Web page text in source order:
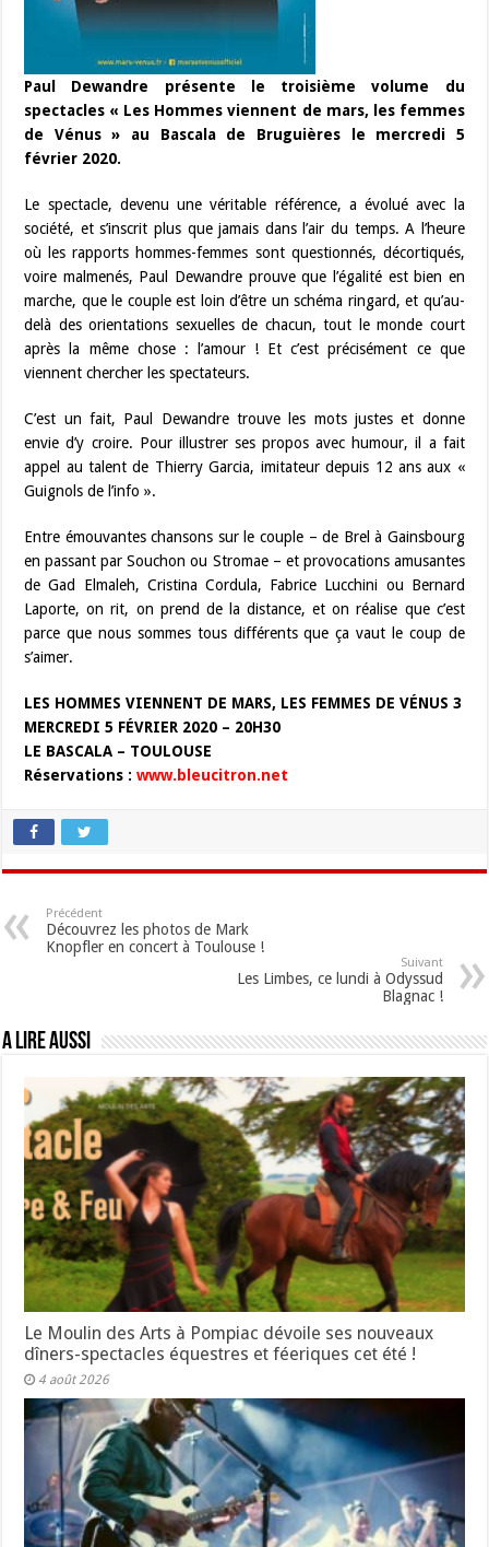
Paul Dewandre présente le troisième volume du
spectacles « Les Hommes viennent de mars, les femmes
de Vénus » au Bascala de Bruguières le mercredi 5
février 2020.
Le spectacle, devenu une véritable référence, a évolué avec la
société, et s’inscrit plus que jamais dans l’air du temps. A l’heure
où les rapports hommes-femmes sont questionnés, décortiqués,
voire malmenés, Paul Dewandre prouve que l’égalité est bien en
marche, que le couple est loin d’être un schéma ringard, et qu’au-
delà des orientations sexuelles de chacun, tout le monde court
après la même chose : l’amour ! Et c’est précisément ce que
viennent chercher les spectateurs.
C’est un fait, Paul Dewandre trouve les mots justes et donne
envie d’y croire. Pour illustrer ses propos avec humour, il a fait
appel au talent de Thierry Garcia, imitateur depuis 12 ans aux «
Guignols de l’info ».
Entre émouvantes chansons sur le couple – de Brel à Gainsbourg
en passant par Souchon ou Stromae – et provocations amusantes
de Gad Elmaleh, Cristina Cordula, Fabrice Lucchini ou Bernard
Laporte, on rit, on prend de la distance, et on réalise que c’est
parce que nous sommes tous différents que ça vaut le coup de
s’aimer.
LES HOMMES VIENNENT DE MARS, LES FEMMES DE VÉNUS 3
MERCREDI 5 FÉVRIER 2020 – 20H30
LE BASCALA – TOULOUSE
Réservations :www.bleucitron.net
Précédent
Découvrez les photos de Mark
Knopfler en concert à Toulouse !
Suivant
Les Limbes, ce lundi à Odyssud
Blagnac !
A lire aussi
Le Moulin des Arts à Pompiac dévoile ses nouveaux
dîners-spectacles équestres et féeriques cet été !
4 août 2026